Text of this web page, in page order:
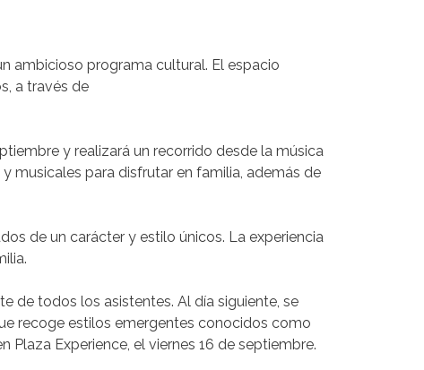
ambicioso programa cultural. El espacio
a través de
y realizará un recorrido desde la música
musicales para disfrutar en familia, además de
de un carácter y estilo únicos. La experiencia
de todos los asistentes. Al día siguiente, se
recoge estilos emergentes conocidos como
Plaza Experience, el viernes 16 de septiembre.